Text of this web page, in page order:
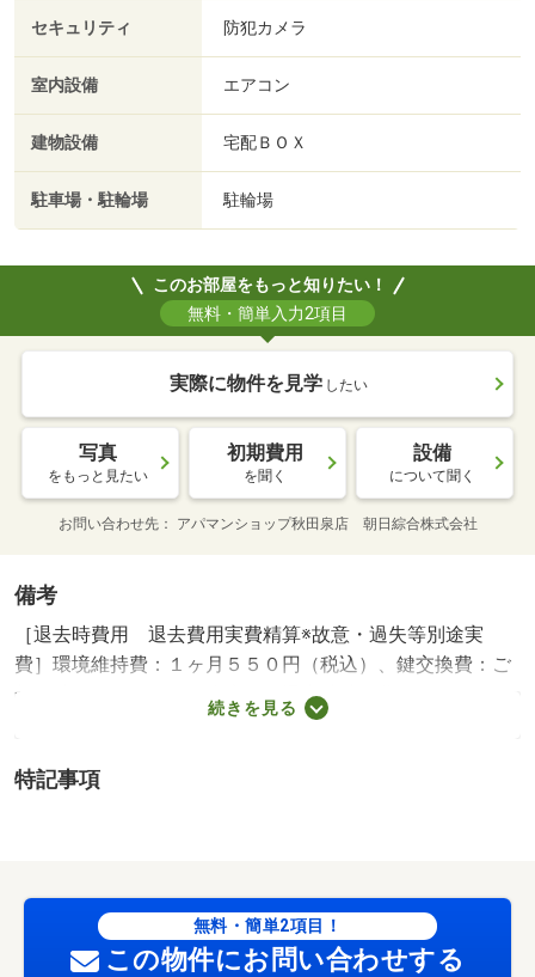
セキュリティ 防犯カメラ
室内設備 エアコン
建物設備 宅配ＢＯＸ
駐車場・駐輪場 駐輪場
このお部屋をもっと知りたい！
無料・簡単入力2項目
実際に物件を見学 したい
写真
をもっと見たい
初期費用
を聞く
設備
について聞く
お問い合わせ先 アパマンショップ秋田泉店 朝日綜合株式会社
備考
［退去時費用 退去費用実費精算※故意・過失等別途実
費］環境維持費：１ヶ月５５０円（税込）、鍵交換費：ご
契約時１６５００円（税込）、退去時清掃費：５２２５０
円（税込）、インターネット利用料：有料、更新手数料：
必須 プラザ賃貸保証 家賃等の１００％または１２
県宅地建物取引業協会 公取協名：東北地区不動産公正取
引協議会加盟
続きを見る
特記事項
無料・簡単2項目！
この物件にお問い合わせする